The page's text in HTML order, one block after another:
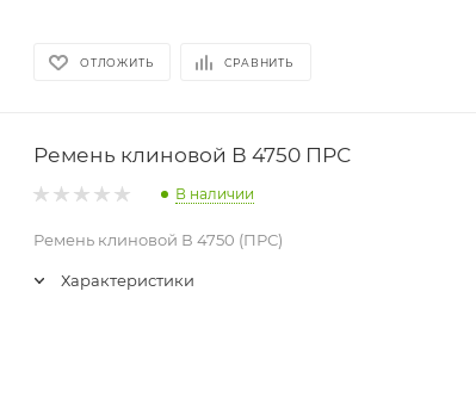
ОТЛОЖИТЬ СРАВНИТЬ
Ремень клиновой В 4750 ПРС
В наличии
Ремень клиновой В 4750 (ПРС)
Характеристики